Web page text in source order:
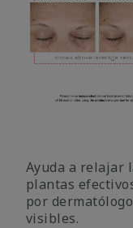
Ayuda a relajar
plantas
por
visibles.